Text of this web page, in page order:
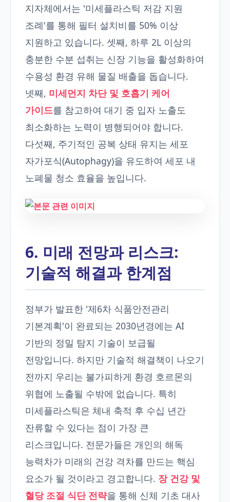
지자체에서는 '미세플라스틱 저감 지원
조례'를 통해 필터 설치비를 50% 이상
지원하고 있습니다. 셋째, 하루 2L 이상의
충분한 수분 섭취는 신장 기능을 활성화하여
수용성 환경 유해 물질 배출을 돕습니다.
넷째, 미세먼지 차단 및 호흡기 케어
가이드를 참고하여 대기 중 입자 노출도
최소화하는 노력이 병행되어야 합니다.
다섯째, 주기적인 공복 상태 유지는 세포
자가포식(Autophagy)을 유도하여 세포 내
노폐물 청소 효율을 높입니다.
6. 미래 전망과 리스크:
기술적 해결과 한계점
정부가 발표한 '제6차 식품안전관리
기본계획'이 완료되는 2030년경에는 AI
기반의 정밀 탐지 기술이 보급될
전망입니다. 하지만 기술적 해결책이 나오기
전까지 우리는 불가피하게 환경 호르몬의
위협에 노출될 수밖에 없습니다. 특히
미세플라스틱은 체내 축적 후 수십 년간
잔류할 수 있다는 점이 가장 큰
리스크입니다. 전문가들은 개인의 해독
능력차가 미래의 건강 격차를 만드는 핵심
요소가 될 것이라고 경고합니다. 장 건강 및
혈당 조절 식단 전략을 통해 신체 기초 대사